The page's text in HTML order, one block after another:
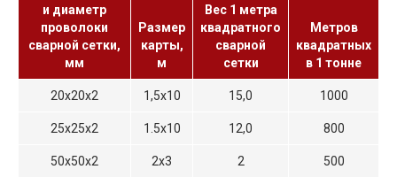
и диаметр
проволоки
сварной сетки,
мм
Размер
карты,
м
Вес 1 метра
квадратного
сварной
сетки
Метров
квадратных
в 1 тонне
20х20х2 1,5х10 15,0 1000
25х25х2 1.5x10 12,0 800
50х50х2 2х3 2 500